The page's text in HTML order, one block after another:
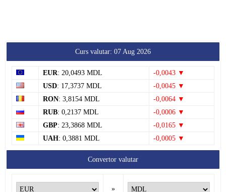
Curs valutar: 07 Aug 2026
EUR: 20,0493 MDL
-0,0043 ▼
USD: 17,3737 MDL
-0,0045 ▼
RON: 3,8154 MDL
-0,0064 ▼
RUB: 0,2137 MDL
-0,0006 ▼
GBP: 23,3868 MDL
-0,0165 ▼
UAH: 0,3881 MDL -0,0005 ▼
Convertor valutar
»